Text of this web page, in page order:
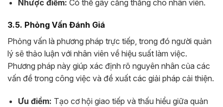
Nhược điểm: Có thể gây căng thẳng cho nhân viên.
3.5. Phỏng Vấn Đánh Giá
Phỏng vấn là phương pháp trực tiếp, trong đó người quản
lý sẽ thảo luận với nhân viên về hiệu suất làm việc.
Phương pháp này giúp xác định rõ nguyên nhân của các
vấn đề trong công việc và đề xuất các giải pháp cải thiện.
Ưu điểm: Tạo cơ hội giao tiếp và thấu hiểu giữa quản